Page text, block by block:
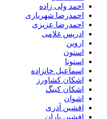
احمد ولی زاده
احمدرضا شهریاری
احمدرضا عزیزی
ادریس غلامی
اروین
استون
استونا
اسماعیل خانزاده
اشکان کشاورز
اشکان کینگ
اشوان
افشین آذری
افشین باران